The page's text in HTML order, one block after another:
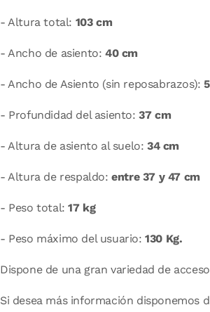
- Altura total: 103 cm
- Ancho de asiento: 40 cm
- Ancho de Asiento (sin reposabrazos):
- Profundidad del asiento:37 cm
- Altura de asiento al suelo: 34 cm
- Altura de respaldo:entre 37 y 47 cm
- Peso total: 17 kg
- Peso máximo del usuario:130 Kg.
Dispone de una gran variedad de
Si desea más información disponemos